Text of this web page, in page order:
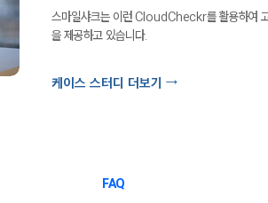
스마일샤크는 이런 CloudCheckr를 활용하여
을 제공하고 있습니다.
케이스 스터디 더보기 →
FAQ